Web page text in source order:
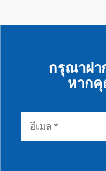
กรุณาฝา
หาก